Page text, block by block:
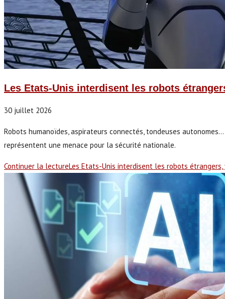
Les Etats-Unis interdisent les robots
30 juillet 2026
Robots humanoïdes, aspirateurs connectés, tondeuses
représentent une menace pour la sécurité nationale.
Continuer la lectureLes Etats-Unis interdisent les robots